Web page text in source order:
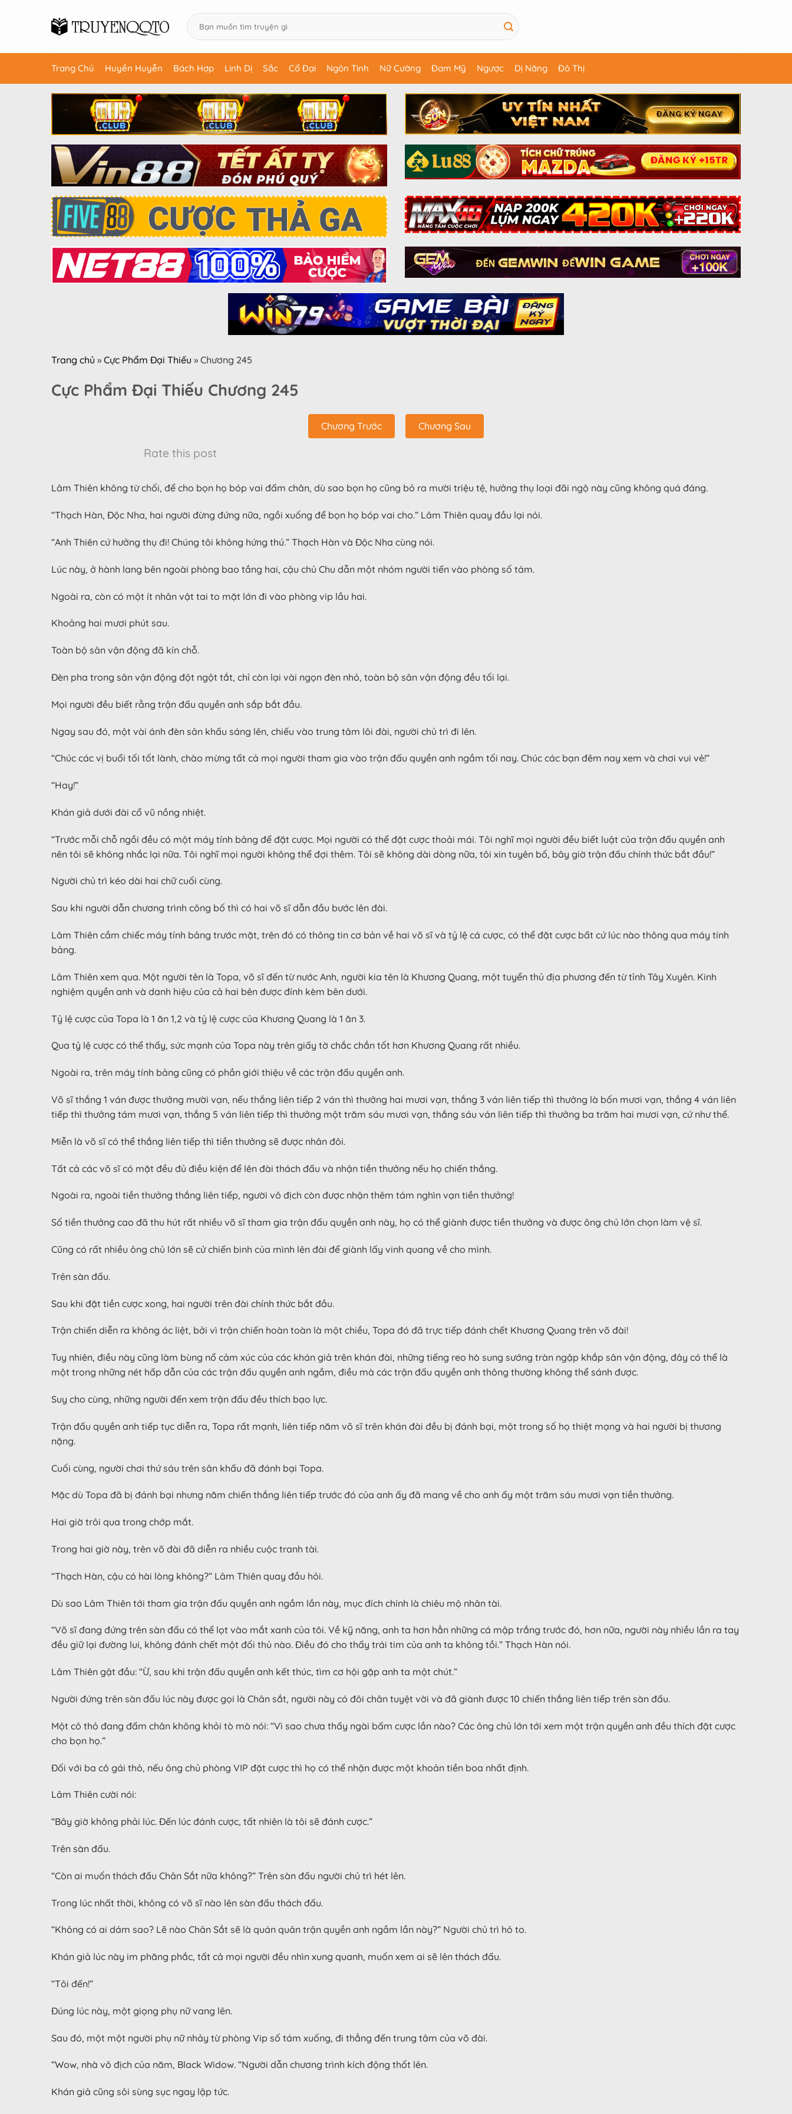
Trang Chủ Huyền Huyễn Bách Hợp Linh Dị Sắc Cổ Đại Ngôn Tình Nữ Cường Đam Mỹ Ngược Dị Năng Đô Thị
Trang chủ » Cực Phẩm Đại Thiếu » Chương 245
Cực Phẩm Đại Thiếu Chương 245
Chương Trước Chương Sau
Rate this post
Lâm Thiên không từ chối, để cho bọn họ bóp vai đấm chân, dù sao bọn họ cũng bỏ ra mười triệu tệ, hưởng thụ loại đãi ngộ này cũng không quá đáng.
“Thạch Hàn, Độc Nha, hai người đừng đứng nữa, ngồi xuống để bọn họ bóp vai cho.” Lâm Thiên quay đầu lại nói.
“Anh Thiên cứ hưởng thụ đi! Chúng tôi không hứng thú.” Thạch Hàn và Độc Nha cùng nói.
Lúc này, ở hành lang bên ngoài phòng bao tầng hai, cậu chủ Chu dẫn một nhóm người tiến vào phòng số tám.
Ngoài ra, còn có một ít nhân vật tai to mặt lớn đi vào phòng vip lầu hai.
Khoảng hai mươi phút sau.
Toàn bộ sân vận động đã kín chỗ.
Đèn pha trong sân vận động đột ngột tắt, chỉ còn lại vài ngọn đèn nhỏ, toàn bộ sân vận động đều tối lại.
Mọi người đều biết rằng trận đấu quyền anh sắp bắt đầu.
Ngay sau đó, một vài ánh đèn sân khấu sáng lên, chiếu vào trung tâm lôi đài, người chủ trì đi lên.
“Chúc các vị buổi tối tốt lành, chào mừng tất cả mọi người tham gia vào trận đấu quyền anh ngầm tối nay. Chúc các bạn đêm nay xem và chơi vui vẻ!”
“Hay!”
Khán giả dưới đài cổ vũ nồng nhiệt.
“Trước mỗi chỗ ngồi đều có một máy tính bảng để đặt cược. Mọi người có thể đặt cược thoải mái. Tôi nghĩ mọi người đều biết luật của trận đấu quyền anh
nên tôi sẽ không nhắc lại nữa. Tôi nghĩ mọi người không thể đợi thêm. Tôi sẽ không dài dòng nữa, tôi xin tuyên bố, bây giờ trận đấu chính thức bắt đầu!”
Người chủ trì kéo dài hai chữ cuối cùng.
Sau khi người dẫn chương trình công bố thì có hai võ sĩ dẫn đầu bước lên đài.
Lâm Thiên cầm chiếc máy tính bảng trước mặt, trên đó có thông tin cơ bản về hai võ sĩ và tỷ lệ cá cược, có thể đặt cược bất cứ lúc nào thông qua máy tính
bảng.
Lâm Thiên xem qua. Một người tên là Topa, võ sĩ đến từ nước Anh, người kia tên là Khương Quang, một tuyển thủ địa phương đến từ tỉnh Tây Xuyên. Kinh
nghiệm quyền anh và danh hiệu của cả hai bên được đính kèm bên dưới.
Tỷ lệ cược của Topa là 1 ăn 1,2 và tỷ lệ cược của Khương Quang là 1 ăn 3.
Qua tỷ lệ cược có thể thấy, sức mạnh của Topa này trên giấy tờ chắc chắn tốt hơn Khương Quang rất nhiều.
Ngoài ra, trên máy tính bảng cũng có phần giới thiệu về các trận đấu quyền anh.
Võ sĩ thắng 1 ván được thưởng mười vạn, nếu thắng liên tiếp 2 ván thì thưởng hai mươi vạn, thắng 3 ván liên tiếp thì thưởng là bốn mươi vạn, thắng 4 ván liên
tiếp thì thưởng tám mươi vạn, thắng 5 ván liên tiếp thì thưởng một trăm sáu mươi vạn, thắng sáu ván liên tiếp thì thưởng ba trăm hai mươi vạn, cứ như thế.
Miễn là võ sĩ có thể thắng liên tiếp thì tiền thưởng sẽ được nhân đôi.
Tất cả các võ sĩ có mặt đều đủ điều kiện để lên đài thách đấu và nhận tiền thưởng nếu họ chiến thắng.
Ngoài ra, ngoài tiền thưởng thắng liên tiếp, người vô địch còn được nhận thêm tám nghìn vạn tiền thưởng!
Số tiền thưởng cao đã thu hút rất nhiều võ sĩ tham gia trận đấu quyền anh này, họ có thể giành được tiền thưởng và được ông chủ lớn chọn làm vệ sĩ.
Cũng có rất nhiều ông chủ lớn sẽ cử chiến binh của mình lên đài để giành lấy vinh quang về cho mình.
Trên sàn đấu.
Sau khi đặt tiền cược xong, hai người trên đài chính thức bắt đầu.
Trận chiến diễn ra không ác liệt, bởi vì trận chiến hoàn toàn là một chiều, Topa đó đã trực tiếp đánh chết Khương Quang trên võ đài!
Tuy nhiên, điều này cũng làm bùng nổ cảm xúc của các khán giả trên khán đài, những tiếng reo hò sung sướng tràn ngập khắp sân vận động, đây có thể là
một trong những nét hấp dẫn của các trận đấu quyền anh ngầm, điều mà các trận đấu quyền anh thông thường không thể sánh được.
Suy cho cùng, những người đến xem trận đấu đều thích bạo lực.
Trận đấu quyền anh tiếp tục diễn ra, Topa rất mạnh, liên tiếp năm võ sĩ trên khán đài đều bị đánh bại, một trong số họ thiệt mạng và hai người bị thương
nặng.
Cuối cùng, người chơi thứ sáu trên sân khấu đã đánh bại Topa.
Mặc dù Topa đã bị đánh bại nhưng năm chiến thắng liên tiếp trước đó của anh ấy đã mang về cho anh ấy một trăm sáu mươi vạn tiền thưởng.
Hai giờ trôi qua trong chớp mắt.
Trong hai giờ này, trên võ đài đã diễn ra nhiều cuộc tranh tài.
“Thạch Hàn, cậu có hài lòng không?” Lâm Thiên quay đầu hỏi.
Dù sao Lâm Thiên tới tham gia trận đấu quyền anh ngầm lần này, mục đích chính là chiêu mộ nhân tài.
“Võ sĩ đang đứng trên sàn đấu có thể lọt vào mắt xanh của tôi. Về kỹ năng, anh ta hơn hẳn những cá mập trắng trước đó, hơn nữa, người này nhiều lần ra tay
đều giữ lại đường lui, không đánh chết một đối thủ nào. Điều đó cho thấy trái tim của anh ta không tồi.” Thạch Hàn nói.
Lâm Thiên gật đầu: “Ừ, sau khi trận đấu quyền anh kết thúc, tìm cơ hội gặp anh ta một chút.”
Người đứng trên sàn đấu lúc này được gọi là Chân sắt, người này có đôi chân tuyệt vời và đã giành được 10 chiến thắng liên tiếp trên sàn đấu.
Một cô thỏ đang đấm chân không khỏi tò mò nói: “Vì sao chưa thấy ngài bấm cược lần nào? Các ông chủ lớn tới xem một trận quyền anh đều thích đặt cược
cho bọn họ.”
Đối với ba cô gái thỏ, nếu ông chủ phòng VIP đặt cược thì họ có thể nhận được một khoản tiền boa nhất định.
Lâm Thiên cười nói:
“Bây giờ không phải lúc. Đến lúc đánh cược, tất nhiên là tôi sẽ đánh cược.”
Trên sàn đấu.
“Còn ai muốn thách đấu Chân Sắt nữa không?” Trên sàn đấu người chủ trì hét lên.
Trong lúc nhất thời, không có võ sĩ nào lên sàn đấu thách đấu.
“Không có ai dám sao? Lẽ nào Chân Sắt sẽ là quán quân trận quyền anh ngầm lần này?” Người chủ trì hô to.
Khán giả lúc này im phăng phắc, tất cả mọi người đều nhìn xung quanh, muốn xem ai sẽ lên thách đấu.
“Tôi đến!”
Đúng lúc này, một giọng phụ nữ vang lên.
Sau đó, một một người phụ nữ nhảy từ phòng Vip số tám xuống, đi thẳng đến trung tâm của võ đài.
“Wow, nhà vô địch của năm, Black Widow. “Người dẫn chương trình kích động thốt lên.
Khán giả cũng sôi sùng sục ngay lập tức.